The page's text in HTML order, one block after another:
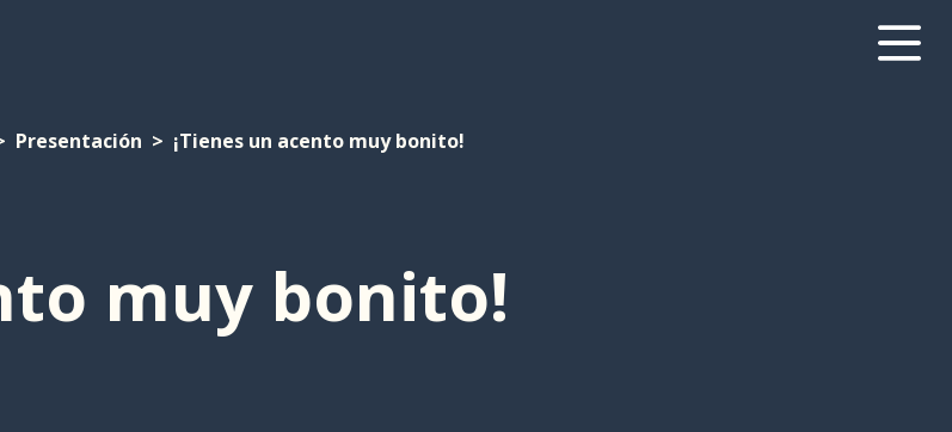
Presentación ¡Tienes un acento muy bonito!
muy bonito!